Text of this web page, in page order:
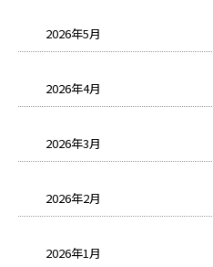
2026年5月
2026年4月
2026年3月
2026年2月
2026年1月